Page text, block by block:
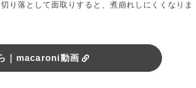
り落として面取りすると、煮崩れしにくくなりま
｜macaroni動画